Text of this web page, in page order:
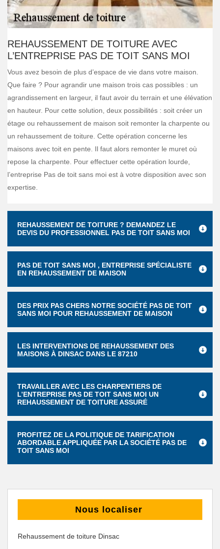
REHAUSSEMENT DE TOITURE AVEC
L’ENTREPRISE PAS DE TOIT SANS MOI
Vous avez besoin de plus d’espace de vie dans votre maison.
Que faire ? Pour agrandir une maison trois cas possibles : un
agrandissement en largeur, il faut avoir du terrain et une élévation
en hauteur. Pour cette solution, deux possibilités : soit créer un
étage ou rehaussement de maison soit remonter la charpente ou
un rehaussement de toiture. Cette opération concerne les
maisons avec toit en pente. Il faut alors remonter le muret où
repose la charpente. Pour effectuer cette opération lourde,
l’entreprise Pas de toit sans moi est à votre disposition avec son
expertise.
REHAUSSEMENT DE TOITURE ? DEMANDEZ LE
DEVIS DU PROFESSIONNEL PAS DE TOIT SANS MOI
PAS DE TOIT SANS MOI , ENTREPRISE SPÉCIALISTE
EN REHAUSSEMENT DE MAISON
DES PRIX PAS CHERS NOTRE SOCIÉTÉ PAS DE TOIT
SANS MOI POUR REHAUSSEMENT DE MAISON
LES INTERVENTIONS DE REHAUSSEMENT DES
MAISONS À DINSAC DANS LE 87210
TRAVAILLER AVEC LES CHARPENTIERS DE
L’ENTREPRISE PAS DE TOIT SANS MOI UN
REHAUSSEMENT DE TOITURE ASSURÉ
PROFITEZ DE LA POLITIQUE DE TARIFICATION
ABORDABLE APPLIQUÉE PAR LA SOCIÉTÉ PAS DE
TOIT SANS MOI
Nous localiser
Rehaussement de toiture Dinsac